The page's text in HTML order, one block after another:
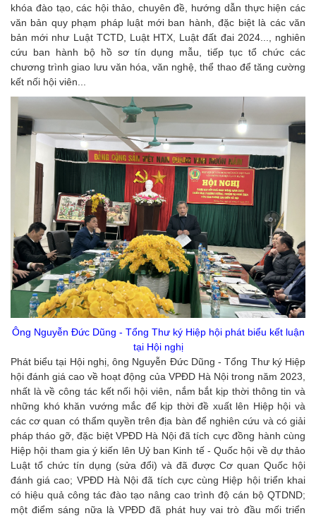
khóa đào tạo, các hội thảo, chuyên đề, hướng dẫn thực hiện các
văn bản quy phạm pháp luật mới ban hành, đặc biệt là các văn
bản mới như Luật TCTD, Luật HTX, Luật đất đai 2024..., nghiên
cứu ban hành bộ hồ sơ tín dụng mẫu, tiếp tục tổ chức các
chương trình giao lưu văn hóa, văn nghệ, thể thao để tăng cường
kết nối hội viên...
Ông Nguyễn Đức Dũng - Tổng Thư ký Hiệp hội phát biểu kết luận
tại Hội nghị
Phát biểu tại Hội nghị, ông Nguyễn Đức Dũng - Tổng Thư ký Hiệp
hội đánh giá cao về hoạt động của VPĐD Hà Nội trong năm 2023,
nhất là về công tác kết nối hội viên, nắm bắt kịp thời thông tin và
những khó khăn vướng mắc để kịp thời đề xuất lên Hiệp hội và
các cơ quan có thẩm quyền trên địa bàn để nghiên cứu và có giải
pháp tháo gỡ, đặc biệt VPĐD Hà Nội đã tích cực đồng hành cùng
Hiệp hội tham gia ý kiến lên Uỷ ban Kinh tế - Quốc hội về dự thảo
Luật tổ chức tín dụng (sửa đổi) và đã được Cơ quan Quốc hội
đánh giá cao; VPĐD Hà Nội đã tích cực cùng Hiệp hội triển khai
có hiệu quả công tác đào tạo nâng cao trình độ cán bộ QTDND;
một điểm sáng nữa là VPĐD đã phát huy vai trò đầu mối triển